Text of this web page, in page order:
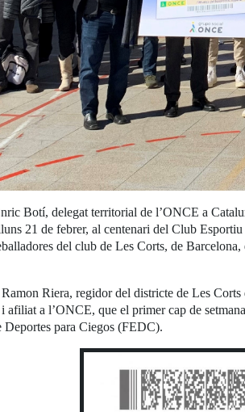
Botí, delegat territorial de l’ONCE a
21 de febrer, al centenari del Club
del club de Les Corts, de
Ramon Riera, regidor del districte de Les
afiliat a l’ONCE, que el primer cap de
Deportes para Ciegos (FEDC).